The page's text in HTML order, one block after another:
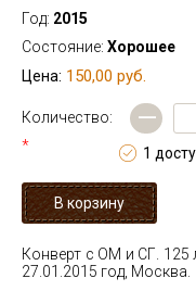
Год: 2015
Состояние: Хорошее
Цена: 150,00 руб.
Количество:
*
—
1
Конверт с ОМ и СГ. 125
27.01.2015 год, Москва.